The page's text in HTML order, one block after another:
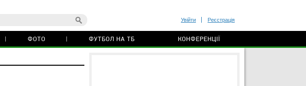
Увійти Реєстрація
ФОТО ФУТБОЛ НА ТБ КОНФЕРЕНЦІЇ